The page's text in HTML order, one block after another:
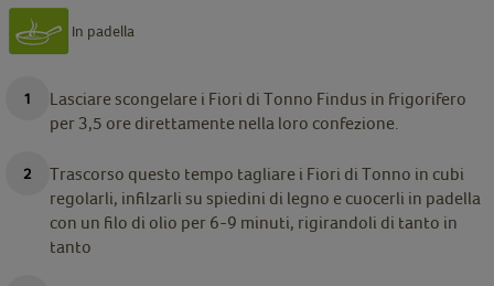
In padella
Lasciare scongelare i Fiori di Tonno Findus in frigorifero
per 3,5 ore direttamente nella loro confezione.
Trascorso questo tempo tagliare i Fiori di Tonno in cubi
regolarli, infilzarli su spiedini di legno e cuocerli in padella
con un filo di olio per 6-9 minuti, rigirandoli di tanto in
tanto